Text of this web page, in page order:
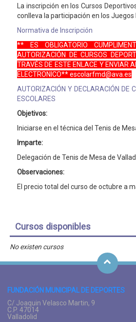
La inscripción en los Cursos
conlleva la participación en los Juegos
Normativa de Inscripción
** ES OBLIGATORIO
AUTORIZACIÓN DE CURSOS
TRAVÉS DE ESTE ENLACE Y ENVIAR
ELECTRONICO** escolarfmd@ava.es
AUTORIZACIÓN Y DECLARACIÓN DE
ESCOLARES
Objetivos:
Iniciarse en el técnica del Tenis de
Imparte:
Delegación de Tenis de Mesa de
Observaciones:
El precio total del curso de octubre a
Cursos disponibles
No existen cursos
FUNDACIÓN MUNICIPAL DE DEPORTES
C/ Joaquin Velasco Martin, 9
C.P. 47014
Valladolid